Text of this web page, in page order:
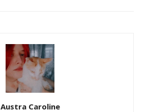
Austra Caroline